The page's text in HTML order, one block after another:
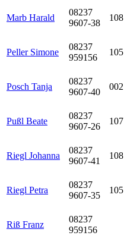
Marb Harald
08237
9607-38
108
Peller Simone
08237
959156
105
Posch Tanja
08237
9607-40
002
Pußl Beate
08237
9607-26
107
Riegl Johanna
08237
9607-41
108
Riegl Petra
08237
9607-35
105
Riß Franz
08237
959156